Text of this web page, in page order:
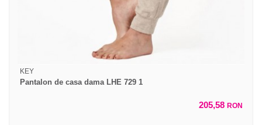
KEY
Pantalon de casa dama LHE 729 1
205,58 RON